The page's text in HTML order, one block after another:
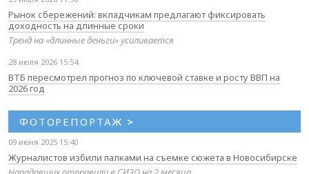
Рынок сбережений: вкладчикам предлагают фиксировать
доходность на длинные сроки
Тренд на «длинные деньги» усиливается
28 июля 2026 15:54
ВТБ пересмотрел прогноз по ключевой ставке и росту ВВП на
2026 год
ФОТОРЕПОРТАЖ >
09 июня 2025 15:40
Журналистов избили палками на съемке сюжета в Новосибирске